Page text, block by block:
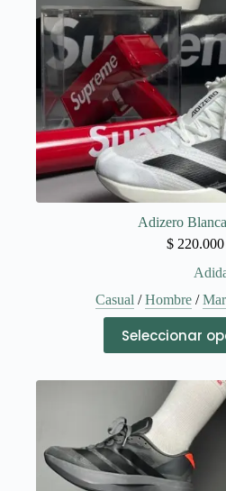
Adizero
$ 220.000
Casual /Hombre/
Seleccionar
tiene
Las
se
elegir